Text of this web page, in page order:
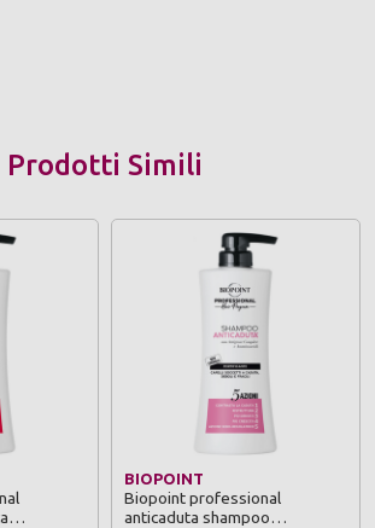
Prodotti Simili
BIOPOINT
Biopoint professional
anticaduta shampoo